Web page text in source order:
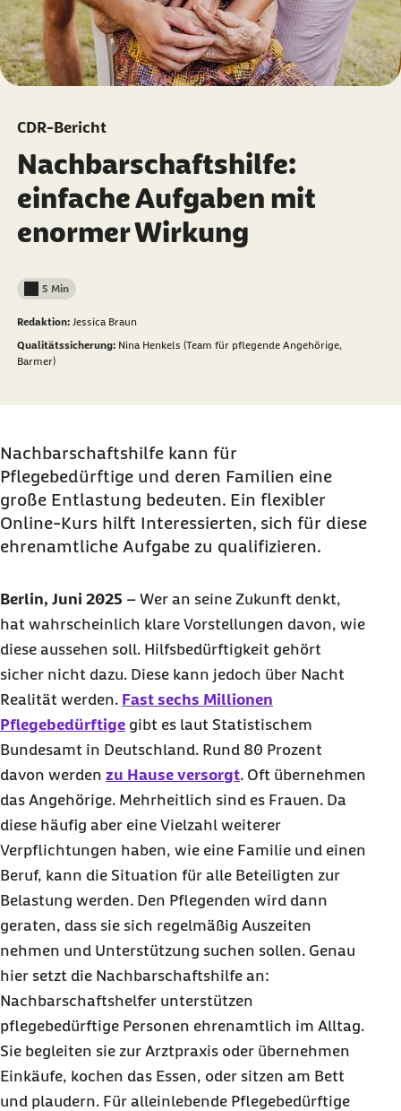
CDR-Bericht
Nachbarschaftshilfe:
einfache Aufgaben mit
enormer Wirkung
Lesedauer weniger als
5 Min
Redaktion: Jessica Braun
Qualitätssicherung: Nina Henkels (Team für pflegende Angehörige,
Barmer)
Nachbarschaftshilfe kann für
Pflegebedürftige und deren Familien eine
große Entlastung bedeuten. Ein flexibler
Online-Kurs hilft Interessierten, sich für diese
ehrenamtliche Aufgabe zu qualifizieren.
Berlin, Juni 2025 – Wer an seine Zukunft denkt,
hat wahrscheinlich klare Vorstellungen davon, wie
diese aussehen soll. Hilfsbedürftigkeit gehört
sicher nicht dazu. Diese kann jedoch über Nacht
Realität werden. Fast sechs Millionen
Pflegebedürftige gibt es laut Statistischem
Bundesamt in Deutschland. Rund 80 Prozent
davon werden zu Hause versorgt. Oft übernehmen
das Angehörige. Mehrheitlich sind es Frauen. Da
diese häufig aber eine Vielzahl weiterer
Verpflichtungen haben, wie eine Familie und einen
Beruf, kann die Situation für alle Beteiligten zur
Belastung werden. Den Pflegenden wird dann
geraten, dass sie sich regelmäßig Auszeiten
nehmen und Unterstützung suchen sollen. Genau
hier setzt die Nachbarschaftshilfe an:
Nachbarschaftshelfer unterstützen
pflegebedürftige Personen ehrenamtlich im Alltag.
Sie begleiten sie zur Arztpraxis oder übernehmen
Einkäufe, kochen das Essen, oder sitzen am Bett
und plaudern. Für alleinlebende Pflegebedürftige